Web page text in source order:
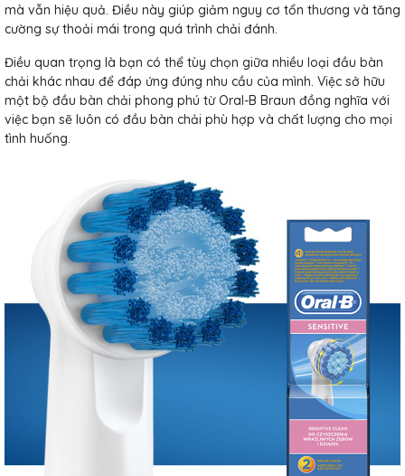
mà vẫn hiệu quả. Điều này giúp giảm nguy cơ tổn thương và tăng
cường sự thoải mái trong quá trình chải đánh.
Điều quan trọng là bạn có thể tùy chọn giữa nhiều loại đầu bàn
chải khác nhau để đáp ứng đúng nhu cầu của mình. Việc sở hữu
một bộ đầu bàn chải phong phú từ Oral-B Braun đồng nghĩa với
việc bạn sẽ luôn có đầu bàn chải phù hợp và chất lượng cho mọi
tình huống.